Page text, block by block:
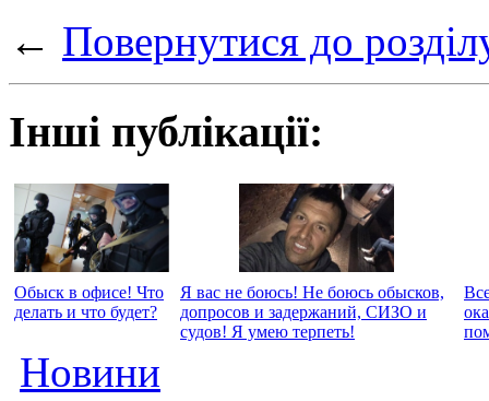
← Повернутися до
Інші публікації:
Обыск в офисе! Что
делать и что будет?
Я вас не боюсь! Не боюсь обысков,
допросов и задержаний, СИЗО и
судов! Я умею терпеть!
Новини